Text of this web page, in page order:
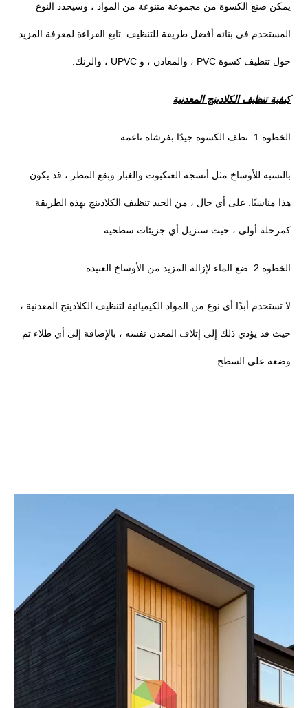
يمكن صنع الكسوة من مجموعة متنوعة من المواد ، وسيحدد النوع
المستخدم في بنائه أفضل طريقة للتنظيف. تابع القراءة لمعرفة المزيد
حول تنظيف كسوة PVC ، والمعادن ، و UPVC ، والزنك.
كيفية تنظيف الكلادينج المعدنية
الخطوة 1: نظف الكسوة جيدًا بفرشاة ناعمة.
بالنسبة للأوساخ مثل أنسجة العنكبوت والغبار وبقع المطر ، قد يكون
هذا مناسبًا. على أي حال ، من الجيد تنظيف الكلادينج بهذه الطريقة
كمرحلة أولى ، حيث ستزيل أي جزيئات سطحية.
الخطوة 2: ضع الماء لإزالة المزيد من الأوساخ العنيدة.
لا تستخدم أبدًا أي نوع من المواد الكيميائية لتنظيف الكلادينج المعدنية ،
حيث قد يؤدي ذلك إلى إتلاف المعدن نفسه ، بالإضافة إلى أي طلاء تم
وضعه على السطح.